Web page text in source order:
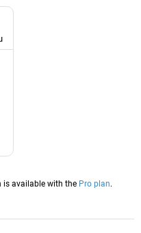
available with the Pro plan.